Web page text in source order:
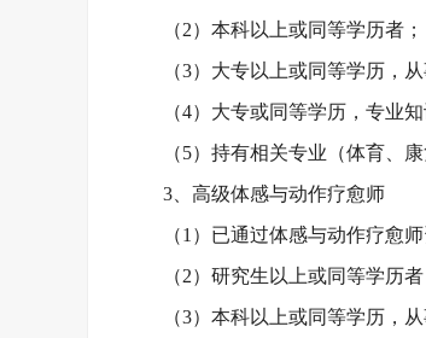
（2）本科以上或同等学历者；
（3）大专以上或同等学历，
（4）大专或同等学历，专业
（5）持有相关专业（体育、
3、高级体感与动作疗愈师
（1）已通过体感与动作疗愈师
（2）研究生以上或同等学历者
（3）本科以上或同等学历，